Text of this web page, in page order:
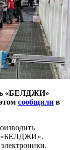
«БЕЛДЖИ»
сообщили в
«БЕЛДЖИ».